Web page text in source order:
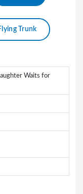
Trunk
Waits for